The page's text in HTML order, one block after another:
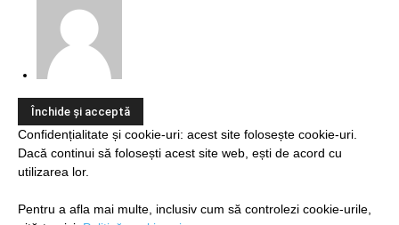
Confidențialitate și cookie-uri: acest site folosește cookie-uri.
Dacă continui să folosești acest site web, ești de acord cu
utilizarea lor.
Pentru a afla mai multe, inclusiv cum să controlezi cookie-urile,